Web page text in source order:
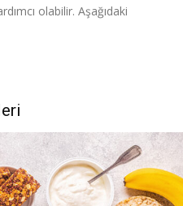
olabilir. Aşağıdaki